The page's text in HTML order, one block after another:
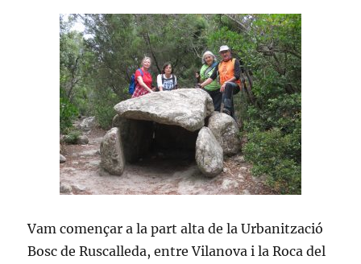
Vam començar a la part alta de la Urbanització
Bosc de Ruscalleda, entre Vilanova i la Roca del